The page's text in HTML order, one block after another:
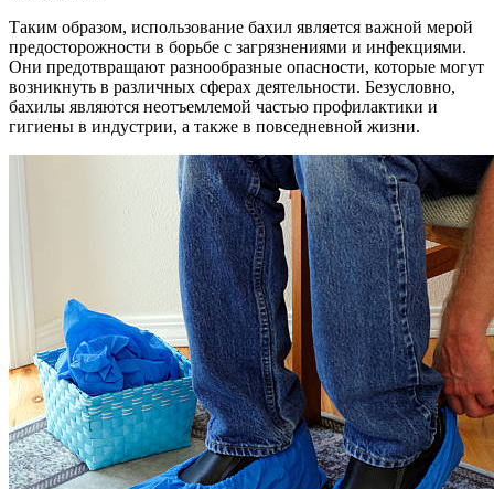
Таким образом, использование бахил является важной мерой
предосторожности в борьбе с загрязнениями и инфекциями.
Они предотвращают разнообразные опасности, которые могут
возникнуть в различных сферах деятельности. Безусловно,
бахилы являются неотъемлемой частью профилактики и
гигиены в индустрии, а также в повседневной жизни.